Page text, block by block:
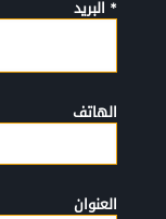
* البريد
الهاتف
العنوان